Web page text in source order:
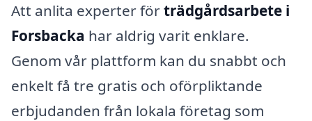
Att anlita experter förträdgårdsarbete i
Forsbacka har aldrig varit enklare.
Genom vår plattform kan du snabbt och
enkelt få tre gratis och oförpliktande
erbjudanden från lokala företag som